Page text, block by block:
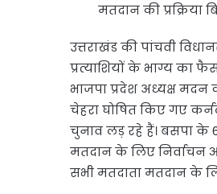
मतदान की प्रक्रिया
उत्तराखंड की पांचवी
प्रत्याशियों के भाग्य का
भाजपा प्रदेश अध्यक्ष मदन
चेहरा घोषित किए गए
चुनाव लड़ रहे हैं। बसपा के
मतदान के लिए निर्वाचन
सभी मतदाता मतदान के